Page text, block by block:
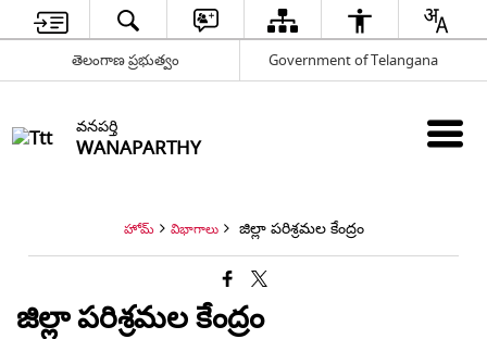
తెలంగాణ ప్రభుత్వం Government of Telangana
వనపర్తి
WANAPARTHY
హోమ్ విభాగాలు జిల్లా పరిశ్రమల కేంద్రం
జిల్లా పరిశ్రమల కేంద్రం